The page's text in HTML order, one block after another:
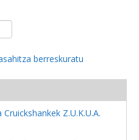
berreskuratu
Z.U.K.U.A.